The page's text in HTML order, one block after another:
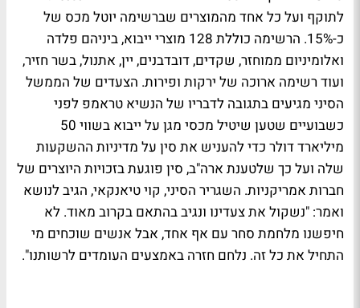
לתוקף ועל כל אחד מהמוצרים שברשימה יוטל מכס של
כ-15%. הרשימה כוללת 128 מוצרי ייבוא, ביניהם פלדה
ואלומיניום ממוחזר, שקדים, דובדבנים, יין, אתנול, בשר חזיר,
ועוד רשימה ארוכה של ירקות ופירות. הצעדים של הממשל
הסיני מגיעים בתגובה לדבריו של הנשיא טראמפ לפני
כשבועיים שטען שיטיל מכסי מגן על ייבוא בשווי 50
מיליארד דולר כדי להעניש את סין על מדיניות ההשקעות
שלה ועל כך שלטענת ארה"ב, סין פוגעת בזכויות היוצרים של
חברות אמריקניות. השגריר הסיני, קוי טיאנקאי, הגיב לנושא
ואמר: "נשקול את צעדינו ונגיב בהתאם בקרוב מאוד. לא
חיפשנו מלחמת סחר עם אף אחד, אבל אנשים שוכחים מי
התחיל את כל זה. נלחם חזרה באמצעים העומדים לרשותנו".